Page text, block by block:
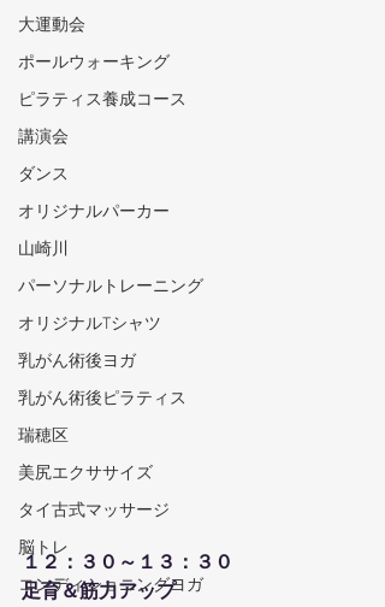
大運動会
ポールウォーキング
ピラティス養成コース
講演会
ダンス
オリジナルパーカー
山崎川
パーソナルトレーニング
オリジナルTシャツ
乳がん術後ヨガ
乳がん術後ピラティス
瑞穂区
美尻エクササイズ
タイ古式マッサージ
脳トレ
コンディショニングヨガ
１２：３０～１３：３０
足育＆筋力アップ